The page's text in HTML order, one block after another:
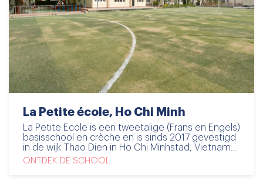
La Petite école, Ho Chi Minh
La Petite Ecole is een tweetalige (Frans en Engels)
basisschool en crèche en is sinds 2017 gevestigd
in de wijk Thao Dien in Ho Chi Minhstad, Vietnam....
ONTDEK DE SCHOOL